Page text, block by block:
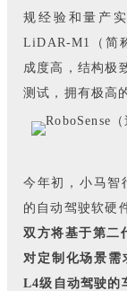
规经验和量产
LiDAR-M1（简
成度高，结构极
测试，拥有极高
今年初，小马智
的自动驾驶软硬
双方将基于第二
对定制化场景需
L4级自动驾驶的